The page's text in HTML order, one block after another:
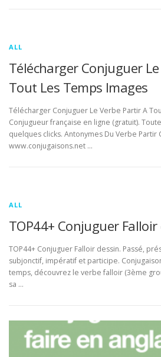
ALL
Télécharger Conjuguer
Tout Les Temps Images
Télécharger Conjuguer Le Verbe Partir A
Conjugueur française en ligne (gratuit).
quelques clicks. Antonymes Du Verbe
www.conjugaisons.net …
ALL
TOP44+ Conjuguer Falloir
TOP44+ Conjuguer Falloir dessin. Passé,
subjonctif, impératif et participe.
temps, découvrez le verbe falloir (3ème
sa …